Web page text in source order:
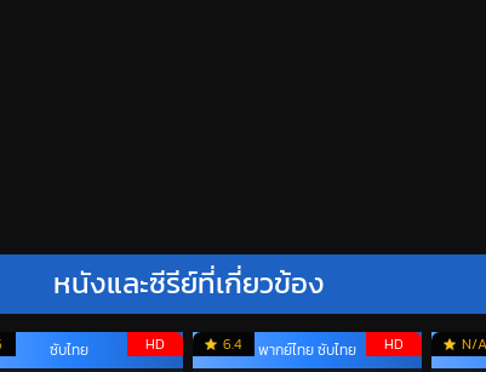
หนังและซีรีย์ที่เกี่ยวข้อง
HD
ซับไทย 6.4 HD
พากย์ไทย ซับไทย N/A